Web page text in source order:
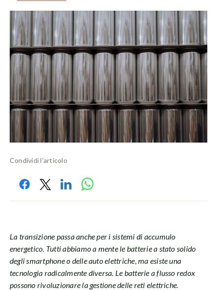
Condividi l'articolo
La transizione passa anche per i sistemi di accumulo
energetico. Tutti abbiamo a mente le batterie a stato solido
degli smartphone o delle auto elettriche, ma esiste una
tecnologia radicalmente diversa. Le batterie a flusso redox
possono rivoluzionare la gestione delle reti elettriche.